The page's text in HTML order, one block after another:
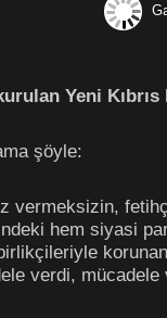
Yeni
şöyle:
vermeksizin,
hem siyasi
verdi,